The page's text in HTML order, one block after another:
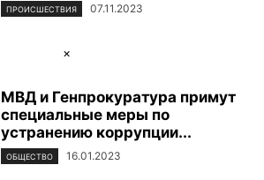
ПРОИСШЕСТВИЯ 07.11.2023
×
МВД и Генпрокуратура примут
специальные меры по
устранению коррупции...
ОБЩЕСТВО 16.01.2023